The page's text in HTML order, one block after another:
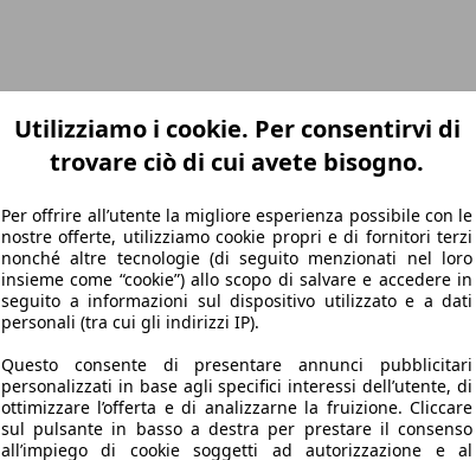
Utilizziamo i cookie. Per consentirvi di
trovare ciò di cui avete bisogno.
Per offrire all’utente la migliore esperienza possibile con le
nostre offerte, utilizziamo cookie propri e di fornitori terzi
nonché altre tecnologie (di seguito menzionati nel loro
insieme come “cookie”) allo scopo di salvare e accedere in
seguito a informazioni sul dispositivo utilizzato e a dati
personali (tra cui gli indirizzi IP).
Questo consente di presentare annunci pubblicitari
personalizzati in base agli specifici interessi dell’utente, di
ottimizzare l’offerta e di analizzarne la fruizione. Cliccare
sul pulsante in basso a destra per prestare il consenso
all’impiego di cookie soggetti ad autorizzazione e al